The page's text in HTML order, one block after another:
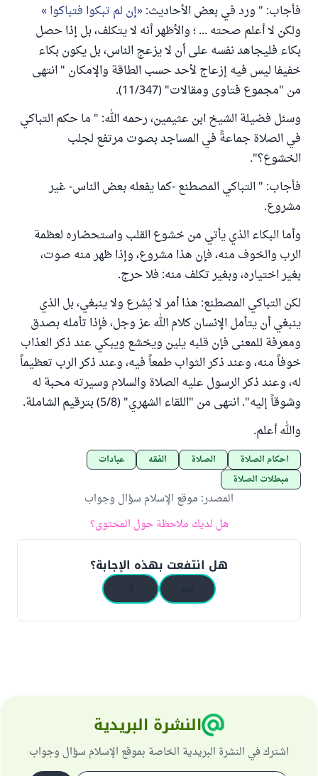
فأجاب: " ورد في بعض الأحاديث: إن لم تبكوا فتباكوا
ولكن لا أعلم صحته ... ؛ والأظهر أنه لا يتكلف، بل إذا حصل
بكاء فليجاهد نفسه على أن لا يزعج الناس، بل يكون بكاء
خفيفا ليس فيه إزعاج لأحد حسب الطاقة والإمكان " انتهى
من "مجموع فتاوى ومقالات" (11/347).
وسئل فضيلة الشيخ ابن عثيمين، رحمه الله: " ما حكم ‌التباكي
في ‌الصلاة جماعةً في المساجد بصوت مرتفع لجلب
الخشوع؟".
فأجاب: " ‌التباكي المصطنع -كما يفعله بعض الناس- غير
مشروع.
وأما البكاء الذي يأتي من خشوع القلب واستحضاره لعظمة
الرب والخوف منه، فإن هذا مشروع، وإذا ظهر منه صوت،
بغير اختياره، وبغير تكلف منه: فلا حرج.
لكن ‌التباكي المصطنع: هذا أمر لا يُشرع ولا ينبغي، بل الذي
ينبغي أن يتأمل الإنسان كلام الله عز وجل، فإذا تأمله بصدق
ومعرفة للمعنى فإن قلبه يلين ويخشع ويبكي عند ذكر العذاب
خوفاً منه، وعند ذكر الثواب طمعاً فيه، وعند ذكر الرب تعظيماً
له، وعند ذكر الرسول عليه الصلاة والسلام وسيرته محبة له
وشوقاً إليه". انتهى من "اللقاء الشهري" (5/8) بترقيم الشاملة.
والله أعلم.
أحكام الصلاة الصلاة الفقه
عبادات
مبطلات الصلاة
المصدر: موقع الإسلام سؤال وجواب
هل لديك ملاحظة حول المحتوى؟
هل انتفعت بهذه الإجابة؟
النشرة البريدية
اشترك في النشرة البريدية الخاصة بموقع الإسلام سؤال وجواب